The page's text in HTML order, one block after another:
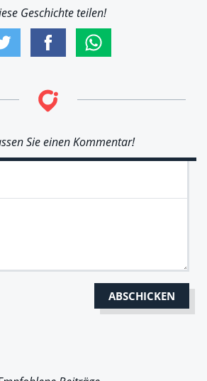
Geschichte teilen!
Sie einen Kommentar!